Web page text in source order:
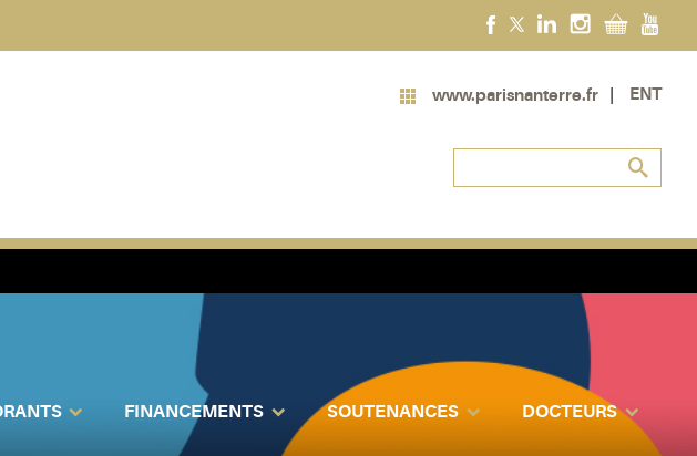
www.parisnanterre.fr ENT
FINANCEMENTS SOUTENANCES DOCTEURS